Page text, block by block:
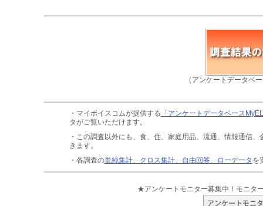
（アンケートデータベ
・マイボイスコムが提供する 「アンケートデータベース
タがご覧いただけます。
・この調査以外にも、食、住、家庭用品、流通、情報通信、
きます。
・各調査の単純集計、クロス集計、自由回答、ローデータ を
★アンケートモニター募集中！モニタ